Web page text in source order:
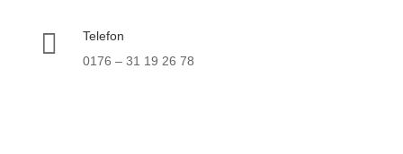

Telefon
0176 – 31 19 26 78